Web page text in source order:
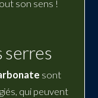
son sens !
serres
sont
qui peuvent